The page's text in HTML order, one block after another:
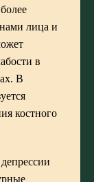
лица и
в
В
костного